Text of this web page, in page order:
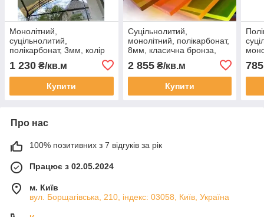
Монолітний,
суцільнолитий,
полікарбонат, 3мм, колір
бронза преміальна, для
козирків, навісів, OSCAR
PREMIUM 205см Х 305см
1 230 ₴/кв.м
Купити
Суцільнолитий,
монолітний, полікарбонат,
8мм, класична бронза,
OSCAR PREMIUM розмір
листа ( 205см Х 305см)
2 855₴/кв.м
Купити
785
Про нас
100% позитивних з 7 відгуків за рік
Працює з 02.05.2024
м. Київ
вул. Борщагівська, 210, індекс: 03058, Київ, Україна